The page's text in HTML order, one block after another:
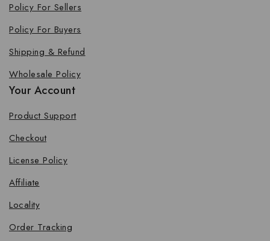
Policy For Sellers
Policy For Buyers
Shipping & Refund
Wholesale Policy
Your Account
Product Support
Checkout
License Policy
Affiliate
Locality
Order Tracking